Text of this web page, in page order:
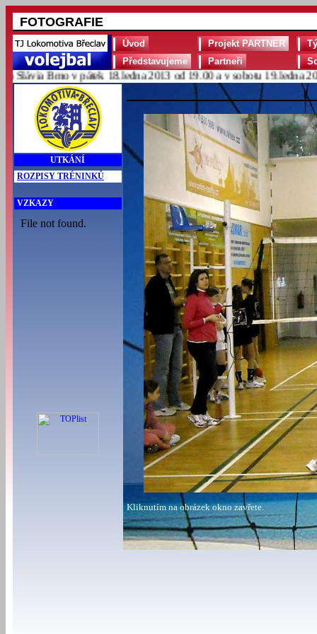
FOTOGRAFIE
Úvod Projekt PARTNER
Představujeme
Partneři
Brno v pátek 18.ledna 2013 od 19.00 a v sobotu 19.ledna 2013
UTKÁNÍ
ROZPISY TRÉNINKŮ
VZKAZY
Kliknutím na obrázek okno zavřete.